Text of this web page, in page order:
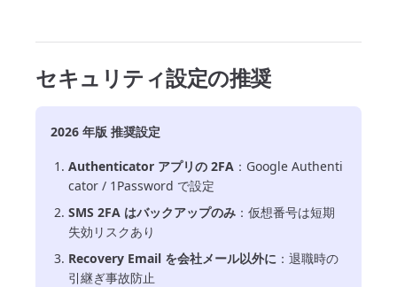
セキュリティ設定の推奨
2026 年版 推奨設定
Authenticator アプリの 2FA ：Google Authenti
cator / 1Password で設定
SMS 2FA はバックアップのみ ：仮想番号は短期
失効リスクあり
Recovery Email を会社メール以外に ：退職時の
引継ぎ事故防止